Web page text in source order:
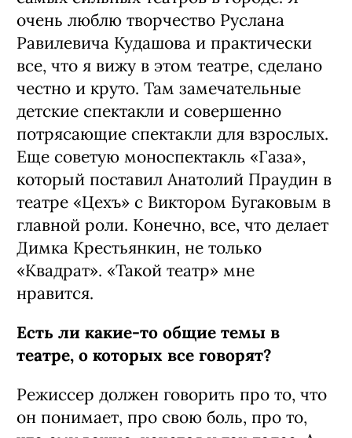
очень люблю творчество Руслана
Равилевича Кудашова и практически
все, что я вижу в этом театре, сделано
честно и круто. Там замечательные
детские спектакли и совершенно
потрясающие спектакли для взрослых.
Еще советую моноспектакль «Газа»,
который поставил Анатолий Праудин в
театре «Цехъ» с Виктором Бугаковым в
главной роли. Конечно, все, что делает
Димка Крестьянкин, не только
«Квадрат». «Такой театр» мне
нравится.
Есть ли какие‑то общие темы в
театре, о которых все говорят?
Режиссер должен говорить про то, что
он понимает, про свою боль, про то,